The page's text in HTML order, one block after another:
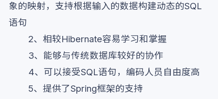
象的映射，支持根据输入的数据构建动态的SQL
语句
2、相较Hibernate容易学习和掌握
3、能够与传统数据库较好的协作
4、可以接受SQL语句，编码人员自由度高
5、提供了Spring框架的支持